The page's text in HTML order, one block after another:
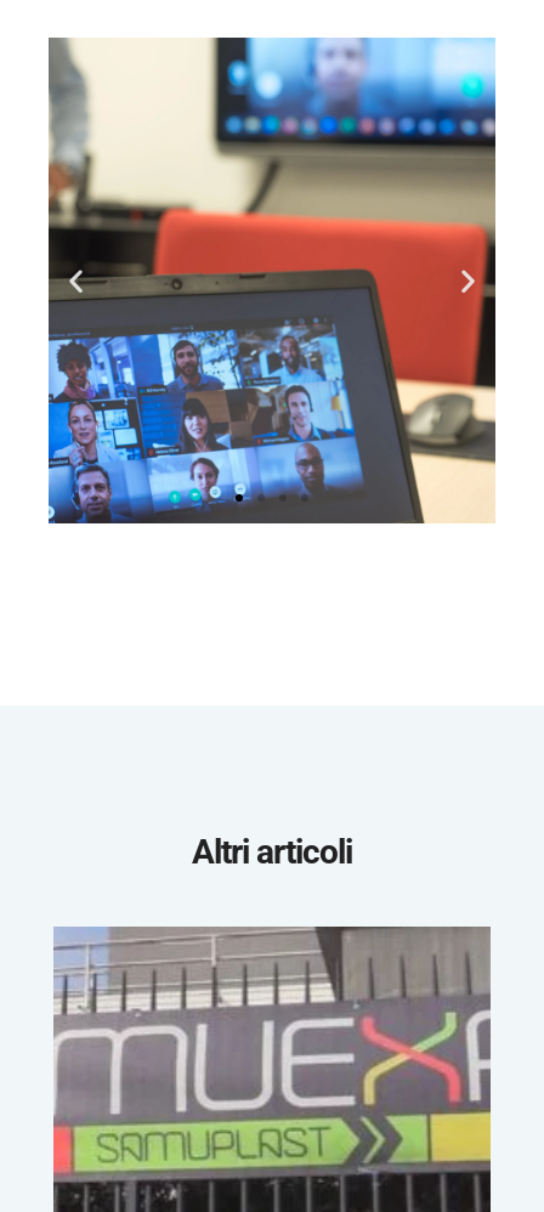
Altri articoli